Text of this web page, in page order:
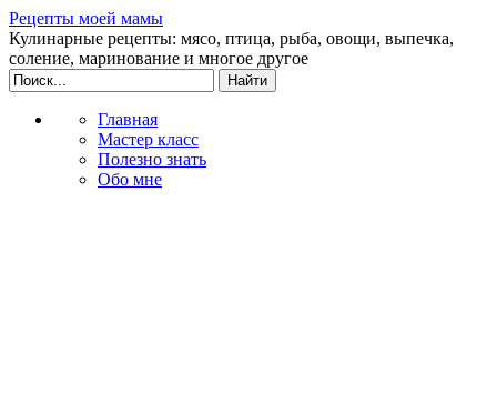
Рецепты моей мамы
Кулинарные рецепты: мясо, птица, рыба, овощи, выпечка,
соление, маринование и многое другое
Главная
Мастер класс
Полезно знать
Обо мне